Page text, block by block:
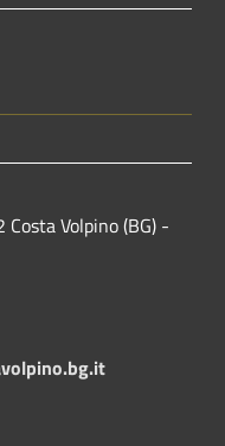
Volpino (BG) -